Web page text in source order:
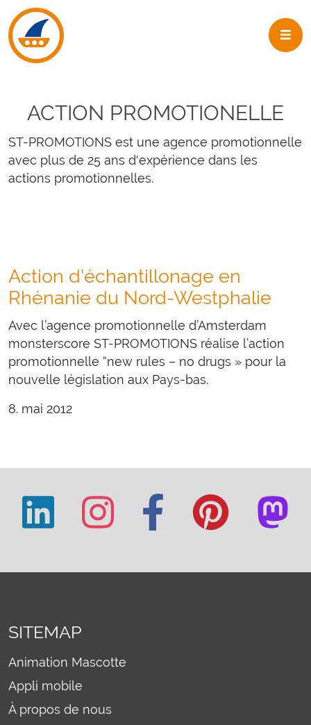
Skip to navigation
Skip to main content
ACTION PROMOTIONELLE
ST-PROMOTIONS est une agence promotionnelle
avec plus de 25 ans d'expérience dans les
actions promotionnelles.
Action d’échantillonage en
Rhénanie du Nord-Westphalie
Avec l’agence promotionnelle d’Amsterdam
monsterscore ST-PROMOTIONS réalise l’action
promotionnelle “new rules – no drugs » pour la
nouvelle législation aux Pays-bas.
8. mai 2012
SITEMAP
Animation Mascotte
Appli mobile
À propos de nous